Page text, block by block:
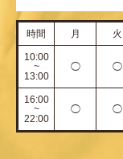
時間 月 火
10:00
~
13:00
◯ ◯
16:00
~
22:00
◯ ◯